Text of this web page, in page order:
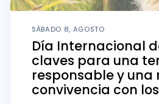
SÁBADO 8, AGOSTO
Día Internacional
claves para una
responsable y una
convivencia con